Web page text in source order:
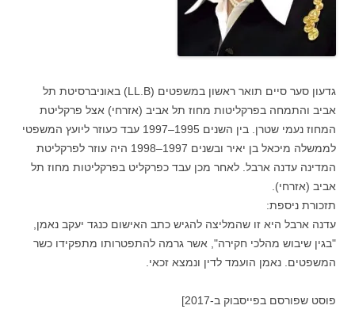
גדעון סער סיים תואר ראשון במשפטים (LL.B) באוניברסיטת תל
אביב והתמחה בפרקליטות מחוז תל אביב (אזרחי) אצל פרקליטת
המחוז נעמי שטרן. בין השנים 1995–1997 עבד כעוזר ליועץ המשפטי
לממשלה מיכאל בן יאיר ובשנים 1997–1998 היה עוזר לפרקליטת
המדינה עדנה ארבל. לאחר מכן עבד כפרקליט בפרקליטות מחוז תל
אביב (אזרחי).
תזכורת ניספת:
עדנה ארבל היא זו שהמליצה להגיש כתב האישום כנגד יעקב נאמן,
"בגין שיבוש מהלכי חקירה", אשר גרמה להתפטרותו מתפקידו כשר
המשפטים. נאמן הועמד לדין ונמצא זכאי.
פוסט שפורסם בפייסבוק ב-2017]